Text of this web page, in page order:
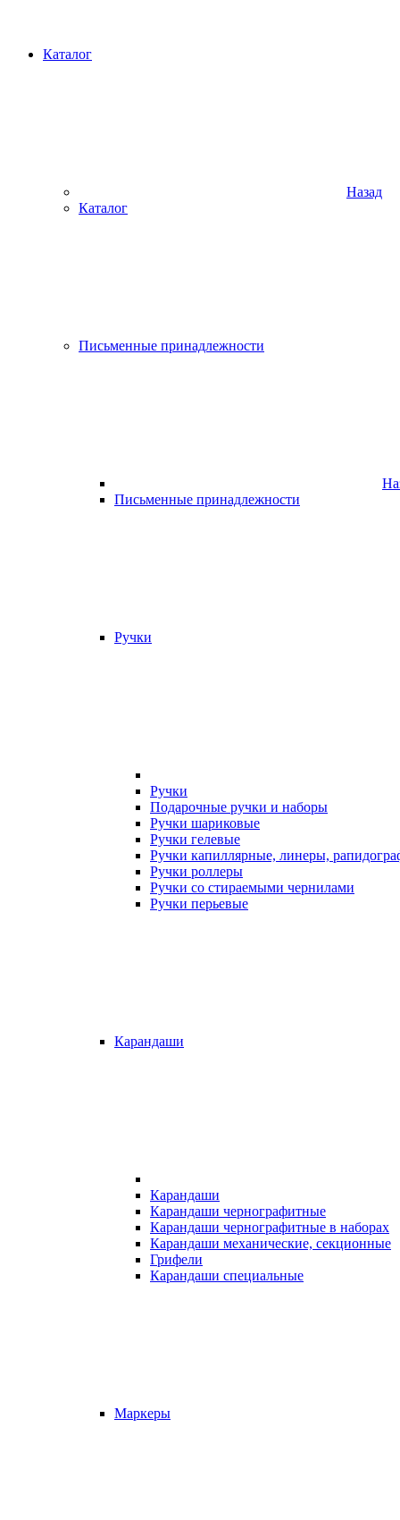
Каталог
Назад
Каталог
Письменные принадлежности
Письменные принадлежности
Ручки
Ручки
Подарочные ручки и наборы
Ручки шариковые
Ручки гелевые
Ручки капиллярные, линеры,
Ручки роллеры
Ручки со стираемыми чернилами
Ручки перьевые
Карандаши
Карандаши
Карандаши чернографитные
Карандаши чернографитные в наборах
Карандаши механические, секционные
Грифели
Карандаши специальные
Маркеры